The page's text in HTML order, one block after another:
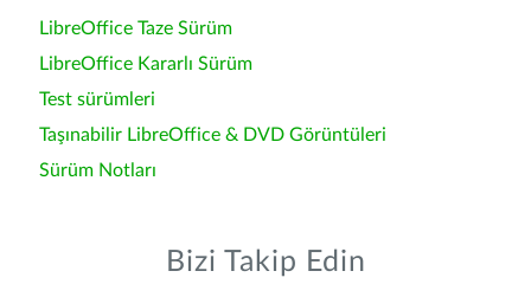
LibreOffice Taze Sürüm
LibreOffice Kararlı Sürüm
Test sürümleri
Taşınabilir LibreOffice & DVD Görüntüleri
Sürüm Notları
Bizi Takip Edin